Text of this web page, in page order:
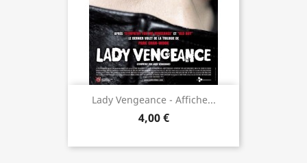
Lady Vengeance - Affiche...
4,00 €